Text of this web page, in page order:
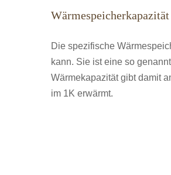
Wärmespeicherkapazität
Die spezifische
kann. Sie ist eine so
Wärmekapazität gibt damit
im 1K erwärmt.